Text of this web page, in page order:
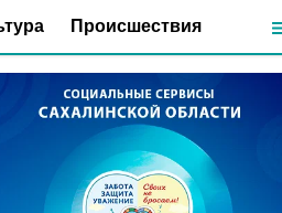
Происшествия